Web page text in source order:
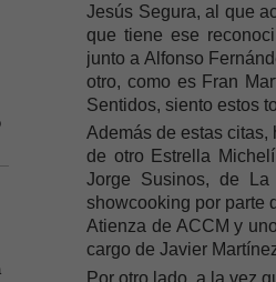
Jesús Segura, al que
que tiene ese
junto a Alfonso
otro, como es Fran
Sentidos, siento estos
Además de estas
de otro Estrella
Jorge Susinos, de
showcooking por parte
Atienza de ACCM y
cargo de Javier
Por otro lado, a la vez